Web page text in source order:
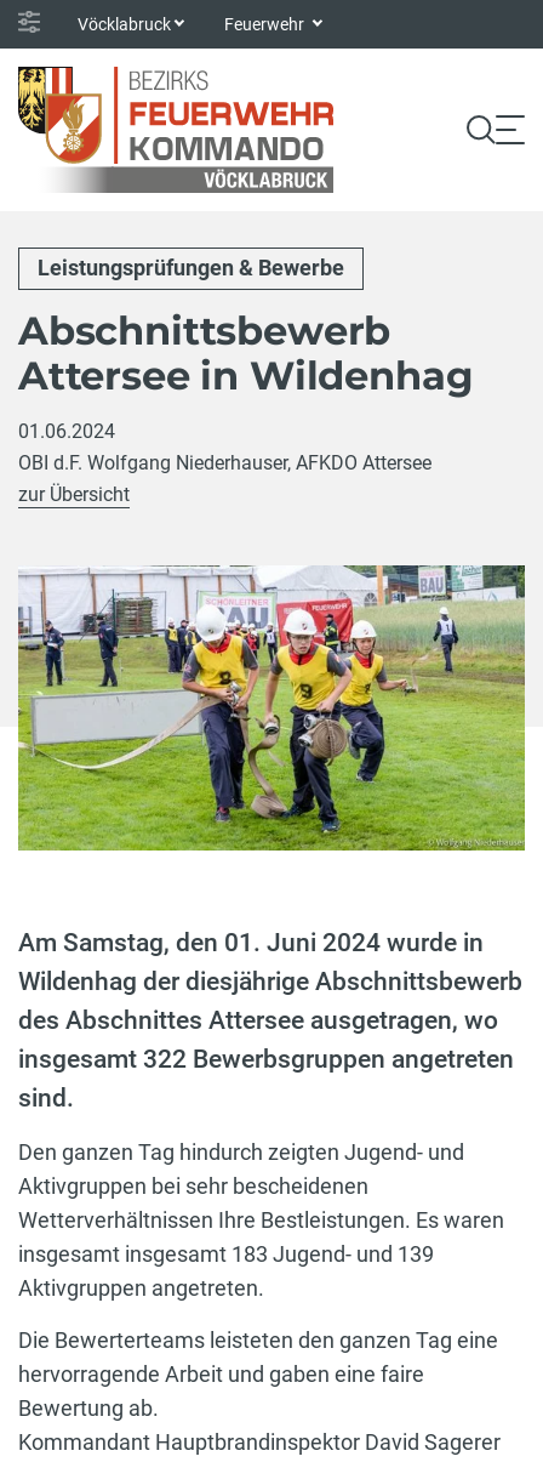
Vöcklabruck Feuerwehr
Leistungsprüfungen & Bewerbe
Abschnittsbewerb
Attersee in Wildenhag
01.06.2024
OBI d.F. Wolfgang Niederhauser, AFKDO Attersee
zur Übersicht
Am Samstag, den 01. Juni 2024 wurde in
Wildenhag der diesjährige Abschnittsbewerb
des Abschnittes Attersee ausgetragen, wo
insgesamt 322 Bewerbsgruppen angetreten
sind.
Den ganzen Tag hindurch zeigten Jugend- und
Aktivgruppen bei sehr bescheidenen
Wetterverhältnissen Ihre Bestleistungen. Es waren
insgesamt insgesamt 183 Jugend- und 139
Aktivgruppen angetreten.
Die Bewerterteams leisteten den ganzen Tag eine
hervorragende Arbeit und gaben eine faire
Bewertung ab.
Kommandant Hauptbrandinspektor David Sagerer